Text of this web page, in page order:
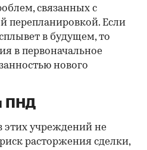
связанных с
перепланировкой. Если
в будущем, то
в первоначальное
нового
ПНД
этих учреждений не
расторжения сделки,